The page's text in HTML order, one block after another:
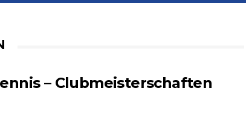
– Clubmeisterschaften